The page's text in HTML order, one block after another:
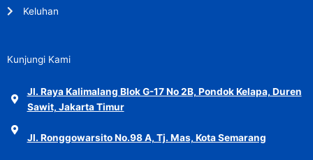
Keluhan
Kunjungi Kami
Jl. Raya Kalimalang Blok G-17 No 2B, Pondok Kelapa, Duren
Sawit, Jakarta Timur
Jl. Ronggowarsito No.98 A, Tj. Mas, Kota Semarang